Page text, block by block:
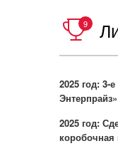
или
9
2025 год: 3-
Энтерпрайз»
2025 год:
коробочная